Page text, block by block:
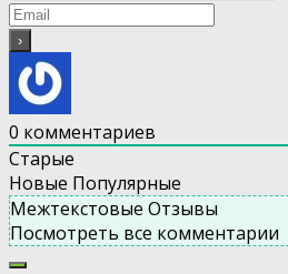
0 комментариев
Старые
Новые Популярные
Межтекстовые Отзывы
Посмотреть все комментарии